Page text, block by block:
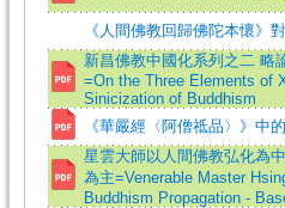
《人間佛教回歸佛陀本懷》
新昌佛教中國化系列之二 略
=On the Three Elements of
Sinicization of Buddhism
《華嚴經〈阿僧祗品〉》中
星雲大師以人間佛教弘化為
為主=Venerable Master
Buddhism Propagation -